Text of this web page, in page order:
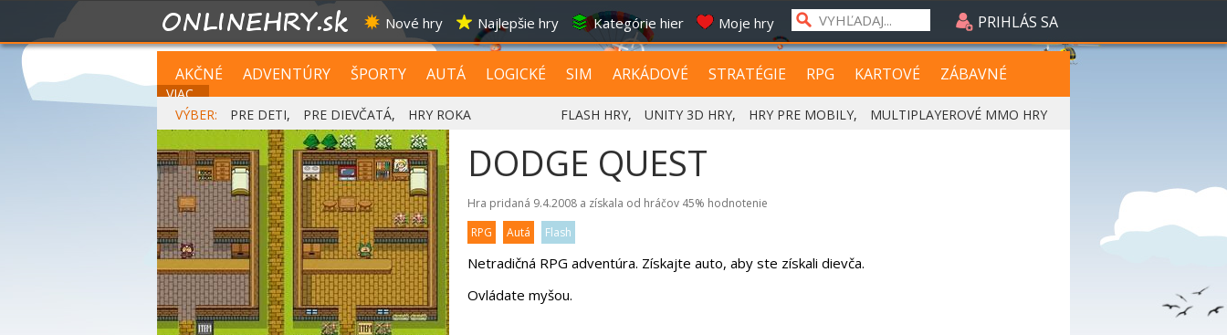
Nové hry Najlepšie hry Kategórie hier Moje hry PRIHLÁS SA
AKČNÉ ADVENTÚRY ŠPORTY AUTÁ LOGICKÉ SIM ARKÁDOVÉ STRATÉGIE RPG KARTOVÉ ZÁBAVNÉ
VIAC...
VÝBER:
PRE DETI, PRE DIEVČATÁ, HRY ROKA FLASH HRY, UNITY 3D HRY, HRY PRE MOBILY, MULTIPLAYEROVÉ MMO HRY
DODGE QUEST
Hra pridaná 9.4.2008 a získala od hráčov 45% hodnotenie
RPG
Autá Flash
Netradičná RPG adventúra. Získajte auto, aby ste získali dievča.
Ovládate myšou.